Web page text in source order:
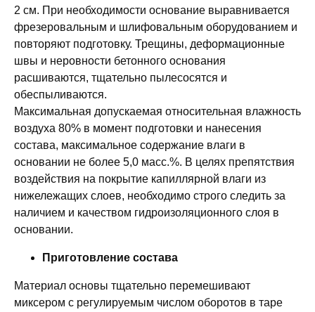
2 см. При необходимости основание выравнивается
фрезеровальным и шлифовальным оборудованием и
повторяют подготовку. Трещины, деформационные
швы и неровности бетонного основания
расшиваются, тщательно пылесосятся и
обеспыливаются.
Максимальная допускаемая относительная влажность
воздуха 80% в момент подготовки и нанесения
состава, максимальное содержание влаги в
основании не более 5,0 масс.%. В целях препятствия
воздействия на покрытие капиллярной влаги из
нижележащих слоев, необходимо строго следить за
наличием и качеством гидроизоляционного слоя в
основании.
Приготовление состава
Материал основы тщательно перемешивают
миксером с регулируемым числом оборотов в таре